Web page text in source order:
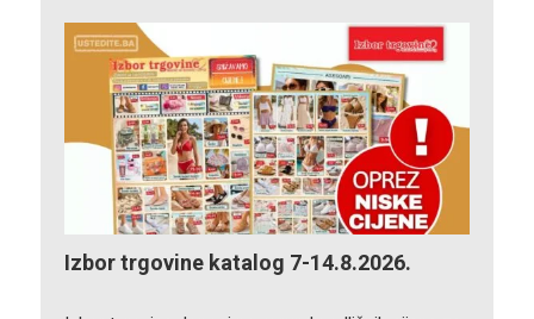
Izbor trgovine katalog 7-14.8.2026.